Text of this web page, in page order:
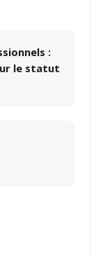
:
le statut